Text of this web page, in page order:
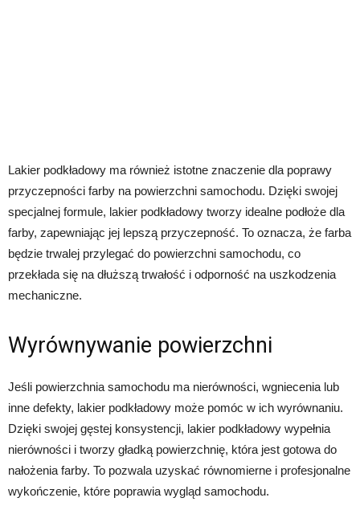
Lakier podkładowy ma również istotne znaczenie dla poprawy
przyczepności farby na powierzchni samochodu. Dzięki swojej
specjalnej formule, lakier podkładowy tworzy idealne podłoże dla
farby, zapewniając jej lepszą przyczepność. To oznacza, że farba
będzie trwalej przylegać do powierzchni samochodu, co
przekłada się na dłuższą trwałość i odporność na uszkodzenia
mechaniczne.
Wyrównywanie powierzchni
Jeśli powierzchnia samochodu ma nierówności, wgniecenia lub
inne defekty, lakier podkładowy może pomóc w ich wyrównaniu.
Dzięki swojej gęstej konsystencji, lakier podkładowy wypełnia
nierówności i tworzy gładką powierzchnię, która jest gotowa do
nałożenia farby. To pozwala uzyskać równomierne i profesjonalne
wykończenie, które poprawia wygląd samochodu.